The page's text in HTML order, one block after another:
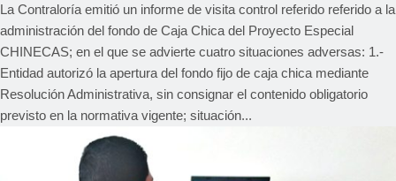
La Contraloría emitió un informe de visita control referido referido a la
administración del fondo de Caja Chica del Proyecto Especial
CHINECAS; en el que se advierte cuatro situaciones adversas: 1.-
Entidad autorizó la apertura del fondo fijo de caja chica mediante
Resolución Administrativa, sin consignar el contenido obligatorio
previsto en la normativa vigente; situación...